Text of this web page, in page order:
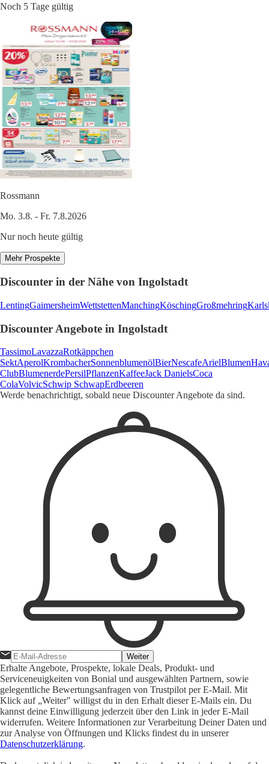
Noch 5 Tage gültig
Rossmann
Mo. 3.8. - Fr. 7.8.2026
Nur noch heute gültig
Mehr Prospekte
Discounter in der Nähe von Ingolstadt
LentingGaimersheimWettstettenManchingKöschingGroßmehring
Discounter Angebote in Ingolstadt
TassimoLavazzaRotkäppchen
SektAperolKrombacherSonnenblumenölBierNescafeArielBlumen
ClubBlumenerdePersilPflanzenKaffeeJack DanielsCoca
ColaVolvicSchwip SchwapErdbeeren
Werde benachrichtigt, sobald neue Discounter Angebote da sind.
Weiter
Erhalte Angebote, Prospekte, lokale Deals, Produkt- und
Serviceneuigkeiten von Bonial und ausgewählten Partnern, sowie
gelegentliche Bewertungsanfragen von Trustpilot per E-Mail. Mit
Klick auf „Weiter" willigst du in den Erhalt dieser E-Mails ein. Du
kannst deine Einwilligung jederzeit über den Link in jeder E-Mail
widerrufen. Weitere Informationen zur Verarbeitung Deiner Daten und
zur Analyse von Öffnungen und Klicks findest du in unserer
Datenschutzerklärung.